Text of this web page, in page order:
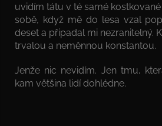
uvidím tátu v té samé
sobě, když mě do lesa vzal
deset a připadal mi nezranitelný.
trvalou a neměnnou konstantou.
Jenže nic nevidím. Jen tmu,
kam většina lidí dohlédne.